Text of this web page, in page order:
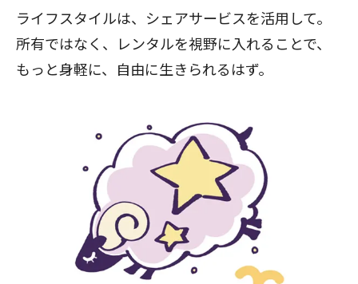
ライフスタイルは、シェアサービスを活用して。
所有ではなく、レンタルを視野に入れることで、
もっと身軽に、自由に生きられるはず。